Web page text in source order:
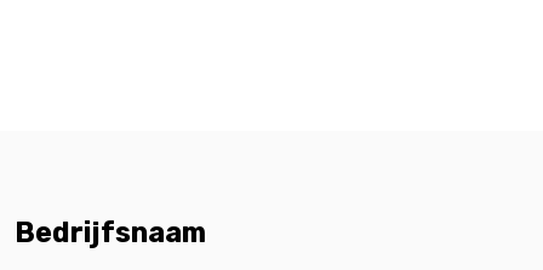
Bedrijfsnaam